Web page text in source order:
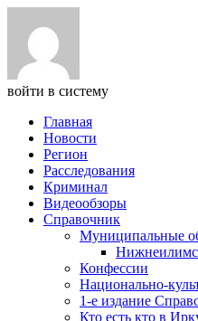
войти в систему
Главная
Новости
Регион
Расследования
Криминал
Видеообзоры
Справочник
Муниципальные
Конфессии
Национально-
1-е издание
Кто есть кто в